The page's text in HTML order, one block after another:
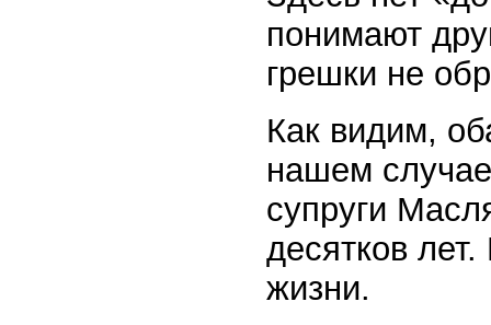
понимают
грешки не
Как видим,
нашем
супруги
десятков
жизни.